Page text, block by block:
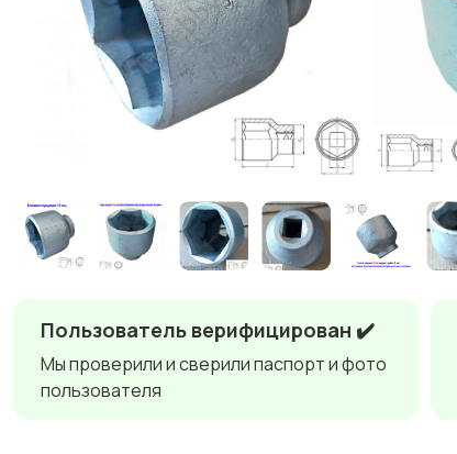
Пользователь верифицирован ✔️
Мы проверили и сверили паспорт и фото
пользователя